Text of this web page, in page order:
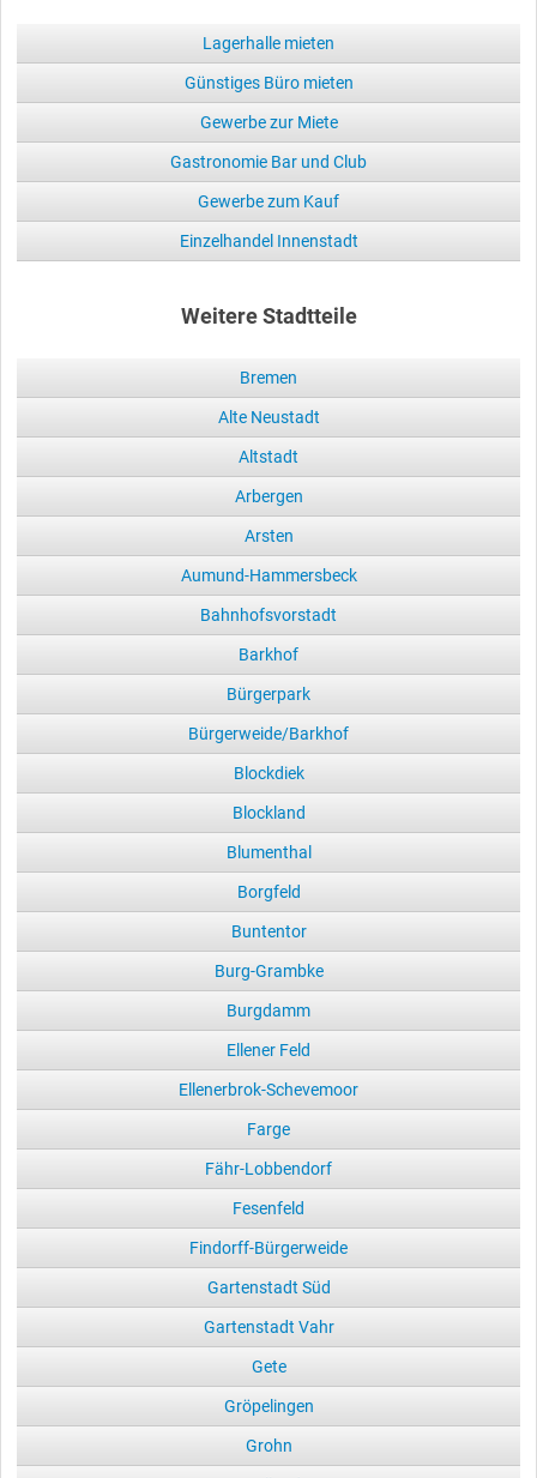
Lagerhalle mieten
Günstiges Büro mieten
Gewerbe zur Miete
Gastronomie Bar und Club
Gewerbe zum Kauf
Einzelhandel Innenstadt
Weitere Stadtteile
Bremen
Alte Neustadt
Altstadt
Arbergen
Arsten
Aumund-Hammersbeck
Bahnhofsvorstadt
Barkhof
Bürgerpark
Bürgerweide/Barkhof
Blockdiek
Blockland
Blumenthal
Borgfeld
Buntentor
Burg-Grambke
Burgdamm
Ellener Feld
Ellenerbrok-Schevemoor
Farge
Fähr-Lobbendorf
Fesenfeld
Findorff-Bürgerweide
Gartenstadt Süd
Gartenstadt Vahr
Gete
Gröpelingen
Grohn